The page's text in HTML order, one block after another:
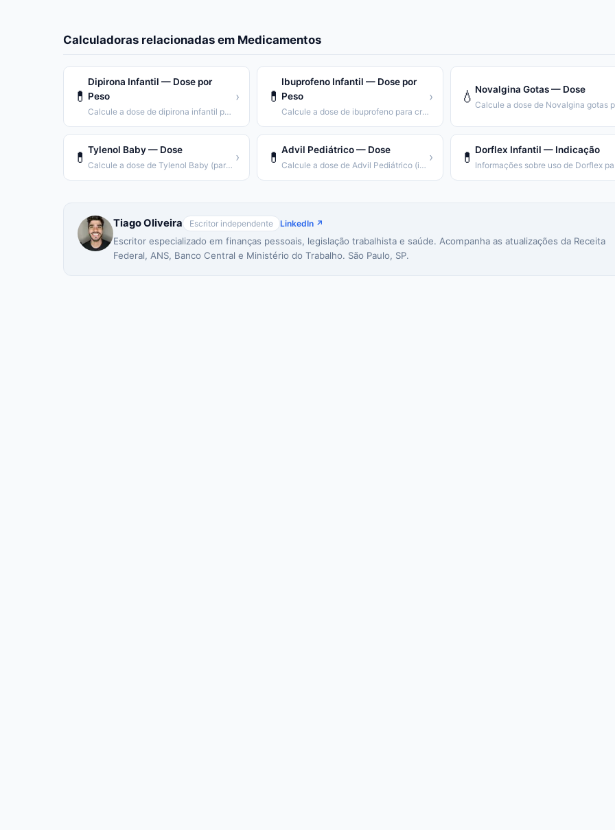
Calculadoras relacionadas em Medicamentos
💊
Dipirona Infantil — Dose por
Peso
Calcule a dose de dipirona infantil por peso da criança.
› 💊
Ibuprofeno Infantil — Dose por
Peso
Calcule a dose de ibuprofeno para crianças por peso corporal.
› 💧 Novalgina Gotas — Dose
💊 Tylenol Baby — Dose
Calcule a dose de Tylenol Baby (paracetamol 100mg/mL).
› 💊 Advil Pediátrico — Dose
Calcule a dose de Advil Pediátrico (ibuprofeno) por peso.
› 💊 Dorflex Infantil — Indicação
Tiago Oliveira Escritor independente LinkedIn ↗
Escritor especializado em finanças pessoais, legislação trabalhista e saúde. Acompanha as atualizações da Receita
Federal, ANS, Banco Central e Ministério do Trabalho. São Paulo, SP.